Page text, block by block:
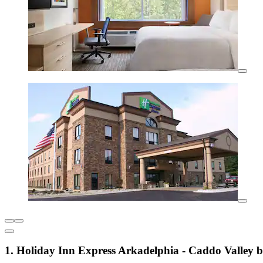
1. Holiday Inn Express Arkadelphia - Caddo Valley